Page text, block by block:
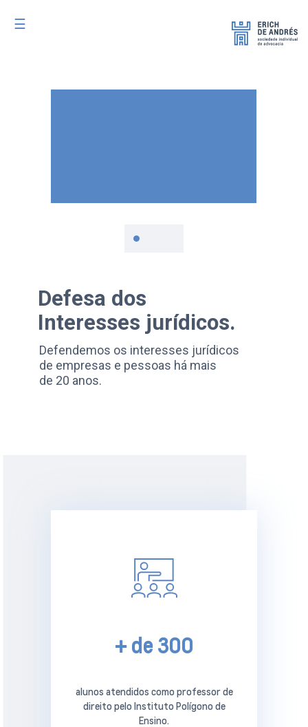
☰
Defesa dos
Interesses jurídicos.
Defendemos os interesses jurídicos
de empresas e pessoas há mais
de 20 anos.
+ de 300
alunos atendidos como professor de
direito pelo Instituto Polígono de
Ensino.